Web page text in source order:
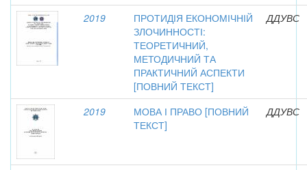
2019
ПРОТИДІЯ ЕКОНОМІЧНІЙ
ЗЛОЧИННОСТІ:
ТЕОРЕТИЧНИЙ,
МЕТОДИЧНИЙ ТА
ПРАКТИЧНИЙ АСПЕКТИ
[ПОВНИЙ ТЕКСТ]
ДДУВС
2019
МОВА І ПРАВО [ПОВНИЙ
ТЕКСТ]
ДДУВС